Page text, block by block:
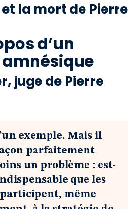
Notre revue
Boutique
et la mort de Pierre
d’un
juge de Pierre
exemple. Mais il
parfaitement
un problème : est-
que les
même